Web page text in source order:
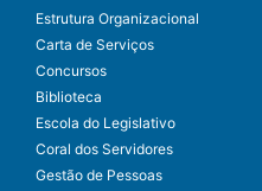
Estrutura Organizacional
Carta de Serviços
Concursos
Biblioteca
Escola do Legislativo
Coral dos Servidores
Gestão de Pessoas